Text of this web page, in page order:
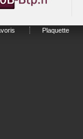
Plaquette